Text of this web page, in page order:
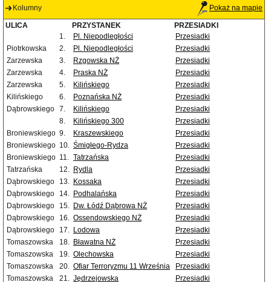
Kolumny Pokaż na mapie
ULICA PRZYSTANEK
PRZESIADKI
1.
Pl. Niepodległości
Przesiadki
Piotrkowska
2. Pl. Niepodległości
Przesiadki
Zarzewska
3. Rzgowska NŻ
Przesiadki
Zarzewska
4. Praska NŻ
Przesiadki
Zarzewska
5. Kilińskiego
Przesiadki
Kilińskiego
6. Poznańska NŻ
Przesiadki
Dąbrowskiego 7. Kilińskiego
Przesiadki
8.
Kilińskiego 300
Przesiadki
Broniewskiego 9. Kraszewskiego
Przesiadki
Broniewskiego 10. Śmigłego-Rydza
Przesiadki
Broniewskiego 11. Tatrzańska
Przesiadki
Tatrzańska
12. Rydla
Przesiadki
Dąbrowskiego
13. Kossaka
Przesiadki
Dąbrowskiego
14. Podhalańska
Przesiadki
Dąbrowskiego
15. Dw. Łódź Dąbrowa NŻ
Przesiadki
Dąbrowskiego
16. Ossendowskiego NŻ
Przesiadki
Dąbrowskiego
17. Lodowa
Przesiadki
Tomaszowska
18. Bławatna NŻ
Przesiadki
Tomaszowska
19. Olechowska
Przesiadki
Tomaszowska
20. Ofiar Terroryzmu 11 Września
Przesiadki
Tomaszowska
21. Jędrzejowska Przesiadki